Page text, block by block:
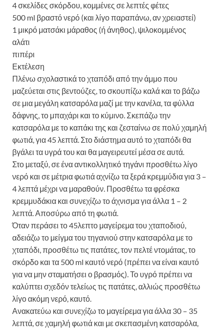
4 σκελίδες σκόρδου, κομμένες σε λεπτές φέτες
500 ml βραστό νερό (και λίγο παραπάνω, αν χρειαστεί)
1 μικρό ματσάκι μάραθος (ή άνηθος), ψιλοκομμένος
αλάτι
πιπέρι
Εκτέλεση
Πλένω σχολαστικά το χταπόδι από την άμμο που
μαζεύεται στις βεντούζες, το σκουπίζω καλά και το βάζω
σε μια μεγάλη κατσαρόλα μαζί με την κανέλα, τα φύλλα
δάφνης, το μπαχάρι και το κύμινο. Σκεπάζω την
κατσαρόλα με το καπάκι της και ζεσταίνω σε πολύ χαμηλή
φωτιά, για 45 λεπτά. Στο διάστημα αυτό το χταπόδι θα
βγάλει τα υγρά του και θα μαγειρευτεί μέσα σε αυτά.
Στο μεταξύ, σε ένα αντικολλητικό τηγάνι προσθέτω λίγο
νερό και σε μέτρια φωτιά αχνίζω τα ξερά κρεμμύδια για 3 –
4 λεπτά μέχρι να μαραθούν. Προσθέτω τα φρέσκα
κρεμμυδάκια και συνεχίζω το άχνισμα για άλλα 1 – 2
λεπτά. Αποσύρω από τη φωτιά.
Όταν περάσει το 45λεπτο μαγείρεμα του χταποδιού,
αδειάζω το μείγμα του τηγανιού στην κατσαρόλα με το
χταπόδι, προσθέτω τις πατάτες, τον πελτέ ντομάτας, το
σκόρδο και τα 500 ml καυτό νερό (πρέπει να είναι καυτό
για να μην σταματήσει ο βρασμός). Το υγρό πρέπει να
καλύπτει σχεδόν τελείως τις πατάτες, αλλιώς προσθέτω
λίγο ακόμη νερό, καυτό.
Ανακατεύω και συνεχίζω το μαγείρεμα για άλλα 30 – 35
λεπτά, σε χαμηλή φωτιά και με σκεπασμένη κατσαρόλα,